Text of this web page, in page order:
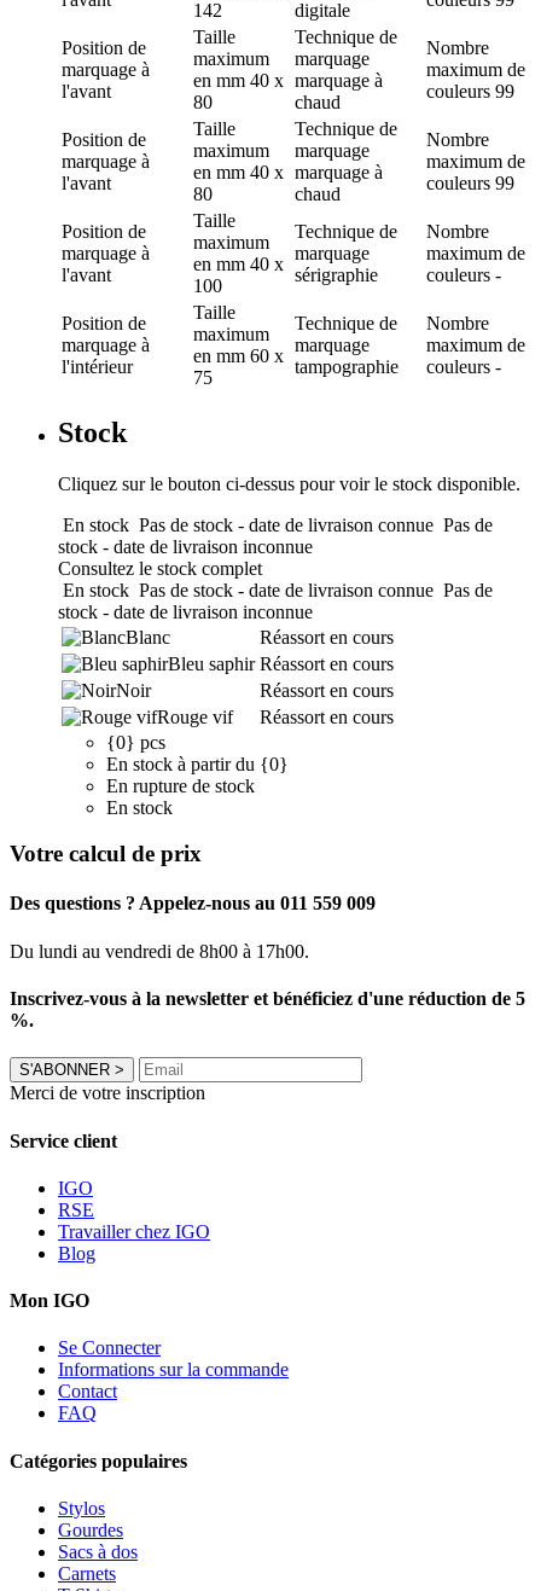
142
digitale
Position de
marquage à
l'avant
Taille
maximum
en mm 40 x
80
Technique de
marquage
marquage à
chaud
Nombre
maximum de
couleurs 99
Position de
marquage à
l'avant
Taille
maximum
en mm 40 x
80
Technique de
marquage
marquage à
chaud
Nombre
maximum de
couleurs 99
Position de
marquage à
l'avant
Taille
maximum
en mm 40 x
100
Technique de
marquage
sérigraphie
Nombre
maximum de
couleurs -
Position de
marquage à
l'intérieur
Taille
maximum
en mm 60 x
75
Technique de
marquage
tampographie
Nombre
maximum de
couleurs -
Stock
Cliquez sur le bouton ci-dessus pour voir le stock disponible.
En stock Pas de stock - date de livraison connue Pas de
stock - date de livraison inconnue
Consultez le stock complet
En stock Pas de stock - date de livraison connue Pas de
stock - date de livraison inconnue
Blanc
Réassort en cours
Bleu saphir Réassort en cours
Noir
Réassort en cours
Rouge vif
Réassort en cours
{0} pcs
En stock à partir du {0}
En rupture de stock
En stock
Votre calcul de prix
Des questions ? Appelez-nous au 011 559 009
Du lundi au vendredi de 8h00 à 17h00.
Inscrivez-vous à la newsletter et bénéficiez d'une réduction de 5
%.
S'ABONNER >
Merci de votre inscription
Service client
IGO
RSE
Travailler chez IGO
Blog
Mon IGO
Se Connecter
Informations sur la commande
Contact
FAQ
Catégories populaires
Stylos
Gourdes
Sacs à dos
Carnets